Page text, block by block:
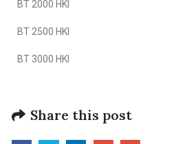
BT 2000 HKI
BT 2500 HKI
BT 3000 HKI
Share this post